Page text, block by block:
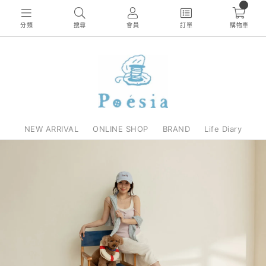
分類 搜尋 會員 訂單 購物車
NEW ARRIVAL ONLINE SHOP BRAND Life Diary